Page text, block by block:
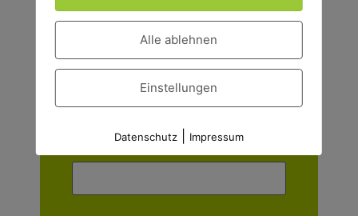
Anfrage
Alle ablehnen
Einstellungen
Datenschutz| Impressum